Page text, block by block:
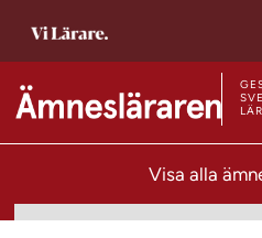
l
s
a
T
i
s
Visa alla